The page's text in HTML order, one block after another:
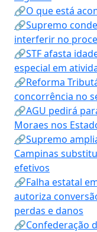
🔗O que está
🔗Supremo
interferir no
🔗STF afasta
especial em
🔗Reforma
concorrência no
🔗AGU pedirá
Moraes nos
🔗Supremo
Campinas
efetivos
🔗Falha estatal
autoriza
perdas e danos
🔗Confederação